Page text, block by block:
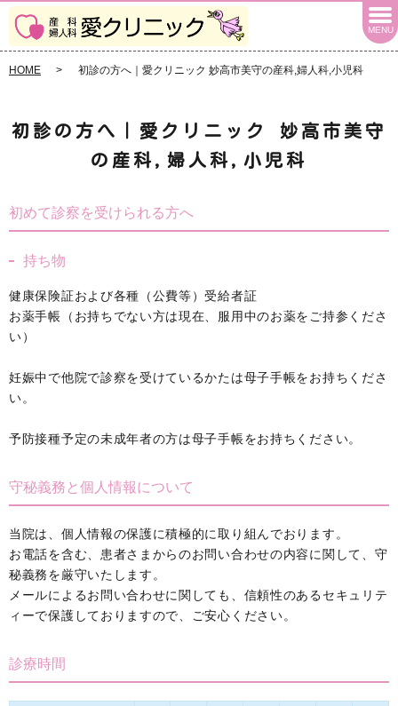
MENU
HOME 初診の方へ｜愛クリニック 妙高市美守の産科,婦人科,小児科
初診の方へ｜愛クリニック 妙高市美守
の産科,婦人科,小児科
初めて診察を受けられる方へ
持ち物
健康保険証および各種（公費等）受給者証
お薬手帳（お持ちでない方は現在、服用中のお薬をご持参くださ
い）
妊娠中で他院で診察を受けているかたは母子手帳をお持ちくださ
い。
予防接種予定の未成年者の方は母子手帳をお持ちください。
守秘義務と個人情報について
当院は、個人情報の保護に積極的に取り組んでおります。
お電話を含む、患者さまからのお問い合わせの内容に関して、守
秘義務を厳守いたします。
メールによるお問い合わせに関しても、信頼性のあるセキュリテ
ィーで保護しておりますので、ご安心ください。
診療時間